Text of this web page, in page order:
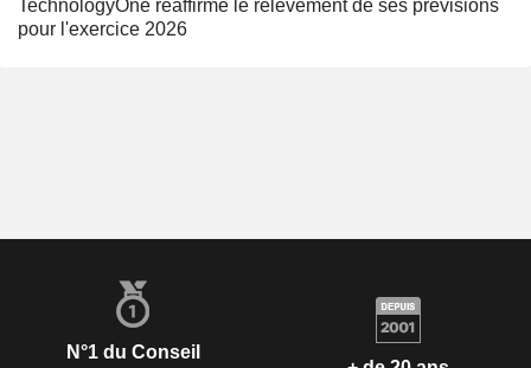
TechnologyOne réaffirme le relèvement de ses prévisions
pour l'exercice 2026
N°1 du Conseil